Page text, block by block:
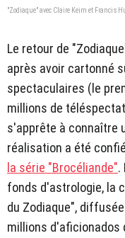
"Zodiaque" avec Claire Keim et Francis
Le retour de
après avoir cartonné
spectaculaires (le
millions de
s'apprête à connaître
réalisation a été
la série "Brocéliande".
fonds d'astrologie, la
du Zodiaque",
millions d'aficionados